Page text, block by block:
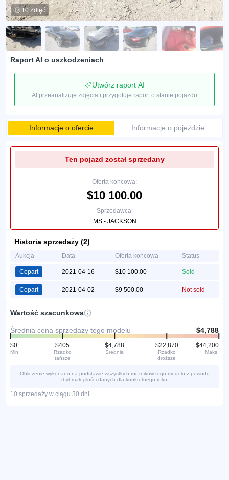
10 Zdjęć
Raport AI o uszkodzeniach
Utwórz raport AI
AI przeanalizuje zdjęcia i przygotuje raport o stanie pojazdu
Informacje o ofercie Informacje o pojeździe
Ten pojazd został sprzedany
Oferta końcowa:
$10 100.00
Sprzedawca:
MS - JACKSON
Historia sprzedaży (2)
Aukcja Data Oferta końcowa Status
Copart 2021-04-16 $10 100.00 Sold
Copart 2021-04-02 $9 500.00 Not sold
Wartość szacunkowa
Średnia cena sprzedaży tego modelu $4,788
$0
Min.
$405
Rzadko
tańsze
$4,788
Średnia
$22,870
Rzadko
droższe
$44,200
Maks.
Obliczenie wykonano na podstawie wszystkich roczników tego modelu z powodu
zbyt małej ilości danych dla konkretnego roku.
10 sprzedaży w ciągu 30 dni